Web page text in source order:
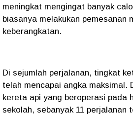
meningkat mengingat banyak
biasanya melakukan pemesanan
keberangkatan.
Di sejumlah perjalanan, tingkat
telah mencapai angka maksimal.
kereta api yang beroperasi pada
sekolah, sebanyak 11 perjalanan